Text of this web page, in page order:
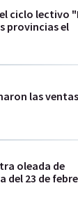
ciclo lectivo
provincias el
las
oleada de
del 23 de